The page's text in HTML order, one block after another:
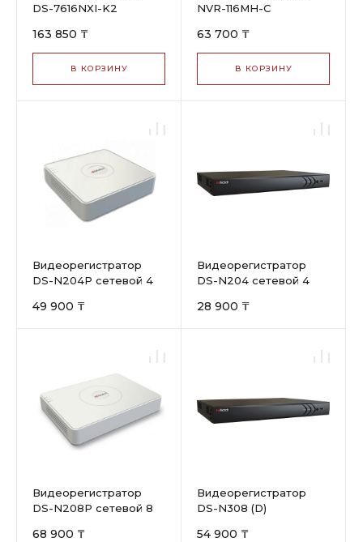
DS-7616NXI-K2
163 850 ₸
В КОРЗИНУ
NVR-116MH-C
63 700 ₸
В КОРЗИНУ
Видеорегистратор
DS-N204P сетевой 4
49 900 ₸
Видеорегистратор
DS-N204 сетевой 4
28 900 ₸
Видеорегистратор
DS-N208P сетевой 8
68 900 ₸
Видеорегистратор
DS-N308 (D)
54 900 ₸